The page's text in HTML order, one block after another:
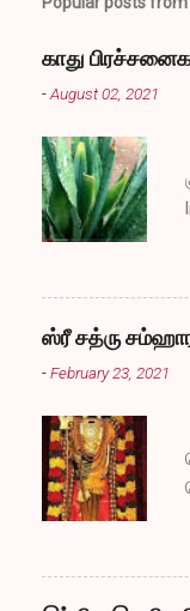
காது
-August 02, 2021
ஸ்ரீ சத்ரு
-February 23, 2021